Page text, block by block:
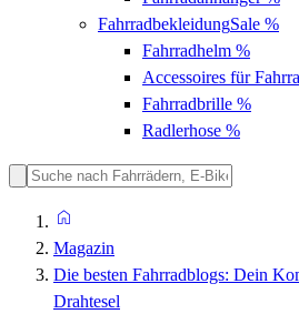
FahrradbekleidungSale %
Fahrradhelm %
Accessoires für
Fahrradbrille %
Radlerhose %
Magazin
Die besten Fahrradblogs: Dein
Drahtesel